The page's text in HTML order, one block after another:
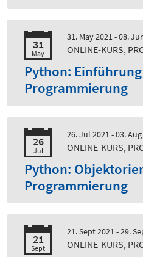
31
May
31. May 2021 - 08.
ONLINE-KURS,
Python:
Programmierung
26
Jul
26. Jul 2021 - 03.
ONLINE-KURS,
Python:
Programmierung
21
Sept
21. Sept 2021 - 29.
ONLINE-KURS,